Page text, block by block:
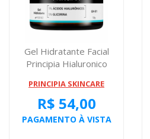
Gel Hidratante Facial
Principia Hialuronico
PRINCIPIA SKINCARE
R$ 54,00
PAGAMENTO À VISTA